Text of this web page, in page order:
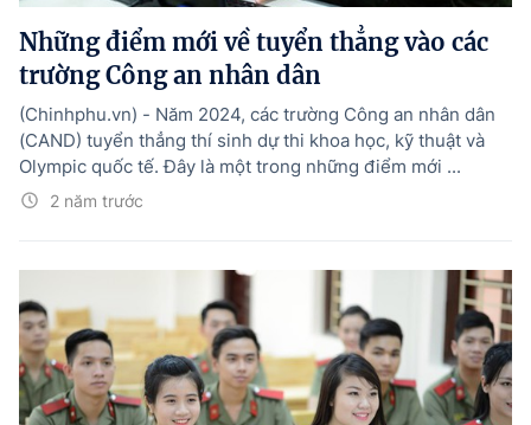
Những điểm mới về tuyển thẳng vào các
trường Công an nhân dân
2 năm trước
(Chinhphu.vn) - Năm 2024, các trường Công an nhân dân
(CAND) tuyển thẳng thí sinh dự thi khoa học, kỹ thuật và
Olympic quốc tế. Đây là một trong những điểm mới ...